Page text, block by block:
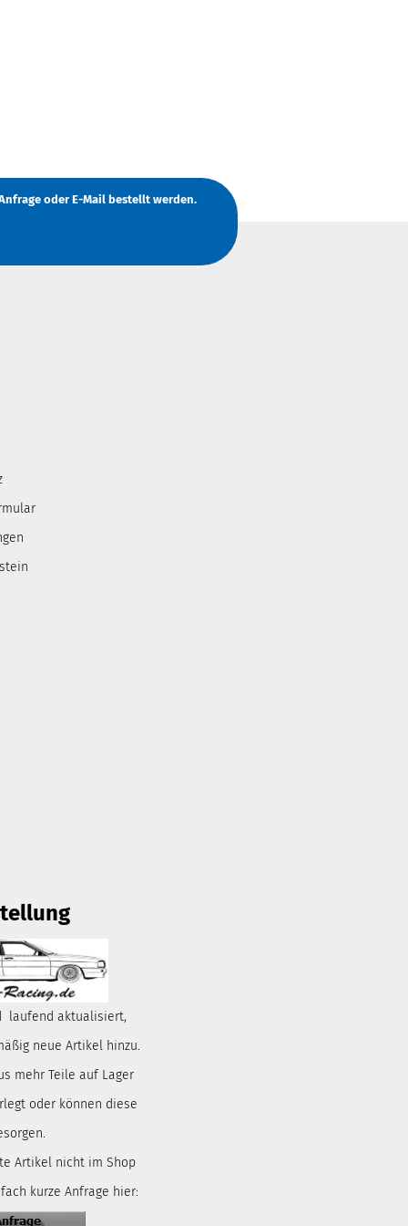
oderE-Mailbestellt werden.
laufend aktualisiert,
neue Artikel hinzu.
mehr Teile auf Lager
oder können diese
Artikel nicht im Shop
kurze Anfrage hier: